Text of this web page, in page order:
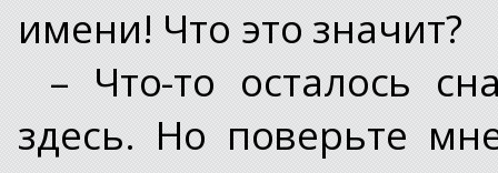
имени! Что это значит?
– Что-то осталось
здесь. Но поверьте